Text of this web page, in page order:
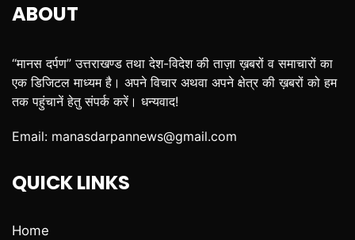
ABOUT
“मानस दर्पण” उत्तराखण्ड तथा देश-विदेश की ताज़ा ख़बरों व समाचारों का
एक डिजिटल माध्यम है। अपने विचार अथवा अपने क्षेत्र की ख़बरों को हम
तक पहुंचानें हेतु संपर्क करें। धन्यवाद!
Email: manasdarpannews@gmail.com
QUICK LINKS
Home